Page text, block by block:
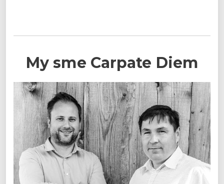
My sme Carpate Diem